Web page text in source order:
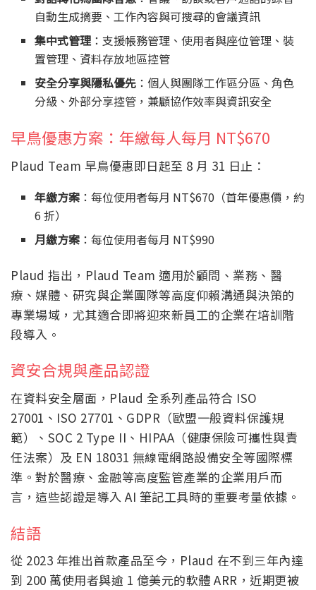
自動生成摘要、工作內容與可搜尋的會議資訊
集中式管理 ：支援帳務管理、使用者與座位管理、裝
置管理、資料存放地區控管
安全分享與隱私優先 ：個人與團隊工作區分區、角色
分級、外部分享控管，兼顧協作效率與資訊安全
早鳥優惠方案：年繳每人每月 NT$670
Plaud Team 早鳥優惠即日起至 8 月 31 日止：
年繳方案 ：每位使用者每月 NT$670（首年優惠價，約
6 折）
月繳方案 ：每位使用者每月 NT$990
Plaud 指出，Plaud Team 適用於顧問、業務、醫
療、媒體、研究與企業團隊等高度仰賴溝通與決策的
專業場域，尤其適合即將迎來新員工的企業在培訓階
段導入。
資安合規與產品認證
在資料安全層面，Plaud 全系列產品符合 ISO
27001、ISO 27701、GDPR（歐盟一般資料保護規
範）、SOC 2 Type II、HIPAA（健康保險可攜性與責
任法案）及 EN 18031 無線電網路設備安全等國際標
準。對於醫療、金融等高度監管產業的企業用戶而
言，這些認證是導入 AI 筆記工具時的重要考量依據。
結語
從 2023 年推出首款產品至今，Plaud 在不到三年內達
到 200 萬使用者與逾 1 億美元的軟體 ARR，近期更被